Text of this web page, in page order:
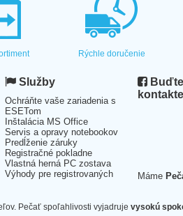
Rýchle doručenie
Služby
Ochráňte vaše zariadenia s
ESETom
Inštalácia MS Office
Servis a opravy notebookov
Predĺženie záruky
Registračné pokladne
Vlastná herná PC zostava
Výhody pre registrovaných
Máme
Pečať spoľahlivosti vyjadruje vysokú